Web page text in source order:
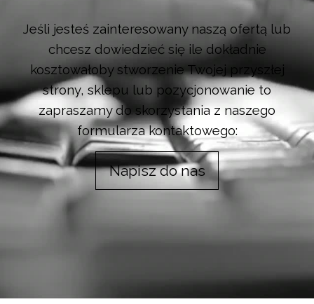
Jeśli jesteś zainteresowany naszą ofertą lub
chcesz dowiedzieć się ile dokładnie
kosztowałoby stworzenie Twojej przyszłej
strony, sklepu lub pozycjonowanie to
zapraszamy do skorzystania z naszego
formularza kontaktowego:
Napisz do nas